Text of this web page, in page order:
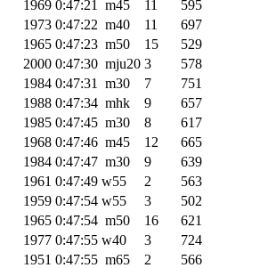
1969 0:47:21 m45 11
595
1973 0:47:22 m40 11
697
1965 0:47:23 m50 15
529
2000 0:47:30 mju20 3
578
1984 0:47:31 m30 7
751
1988 0:47:34 mhk 9
657
1985 0:47:45 m30 8
617
1968 0:47:46 m45 12
665
1984 0:47:47 m30 9
639
1961 0:47:49 w55 2
563
1959 0:47:54 w55 3
502
1965 0:47:54 m50 16
621
1977 0:47:55 w40 3
724
1951 0:47:55 m65 2
566